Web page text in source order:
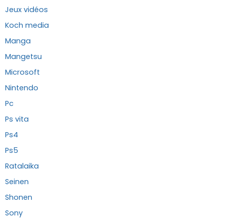
Jeux vidéos
Koch media
Manga
Mangetsu
Microsoft
Nintendo
Pc
Ps vita
Ps4
Ps5
Ratalaika
Seinen
Shonen
Sony